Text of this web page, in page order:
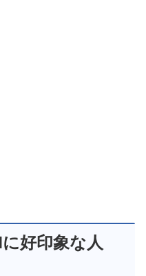
好印象な人